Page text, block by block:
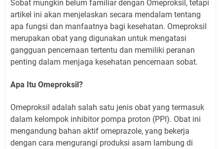
Sobat mungkin belum familiar dengan Omeproksil, tetapi
artikel ini akan menjelaskan secara mendalam tentang
apa fungsi dan manfaatnya bagi kesehatan. Omeproksil
merupakan obat yang digunakan untuk mengatasi
gangguan pencernaan tertentu dan memiliki peranan
penting dalam menjaga kesehatan pencernaan sobat.
Apa Itu Omeproksil?
Omeproksil adalah salah satu jenis obat yang termasuk
dalam kelompok inhibitor pompa proton (PPI). Obat ini
mengandung bahan aktif omeprazole, yang bekerja
dengan cara mengurangi produksi asam lambung di